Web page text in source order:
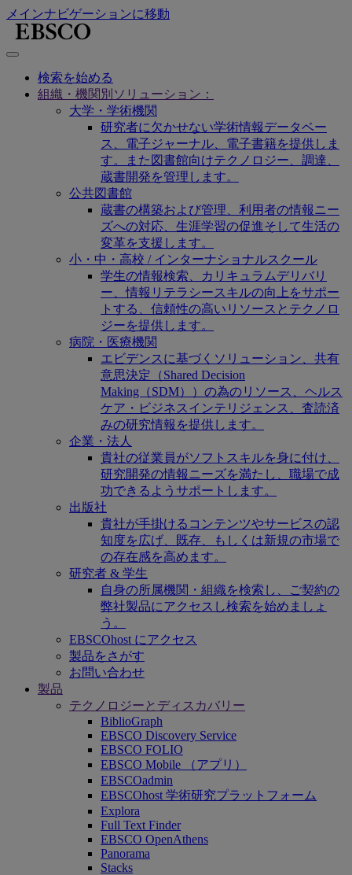
メインナビゲーションに移動
検索を始める
組織・機関別ソリューション：
大学・学術機関
研究者に欠かせない学術情報データベー
ス、電子ジャーナル、電子書籍を提供しま
す。また図書館向けテクノロジー、調達、
蔵書開発を管理します。
公共図書館
蔵書の構築および管理、利用者の情報ニー
ズへの対応、生涯学習の促進そして生活の
変革を支援します。
小・中・高校 / インターナショナルスクール
学生の情報検索、カリキュラムデリバリ
ー、情報リテラシースキルの向上をサポー
トする、信頼性の高いリソースとテクノロ
ジーを提供します。
病院・医療機関
エビデンスに基づくソリューション、共有
意思決定（Shared Decision
Making（SDM））の為のリソース、ヘルス
ケア・ビジネスインテリジェンス、査読済
みの研究情報を提供します。
企業・法人
貴社の従業員がソフトスキルを身に付け、
研究開発の情報ニーズを満たし、職場で成
功できるようサポートします。
出版社
貴社が手掛けるコンテンツやサービスの認
知度を広げ、既存、もしくは新規の市場で
の存在感を高めます。
研究者 & 学生
自身の所属機関・組織を検索し、ご契約の
弊社製品にアクセスし検索を始めましょ
う。
EBSCOhost にアクセス
製品をさがす
お問い合わせ
製品
テクノロジーとディスカバリー
BiblioGraph
EBSCO Discovery Service
EBSCO FOLIO
EBSCO Mobile （アプリ）
EBSCOadmin
EBSCOhost 学術研究プラットフォーム
Explora
Full Text Finder
EBSCO OpenAthens
Panorama
Stacks